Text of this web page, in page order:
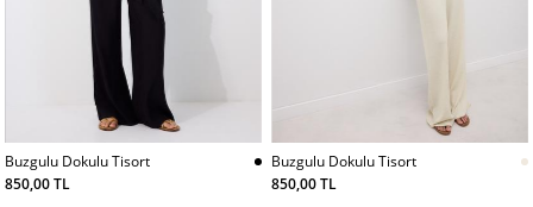
Buzgulu Dokulu Tisort
850,00 TL
Buzgulu Dokulu Tisort
850,00 TL